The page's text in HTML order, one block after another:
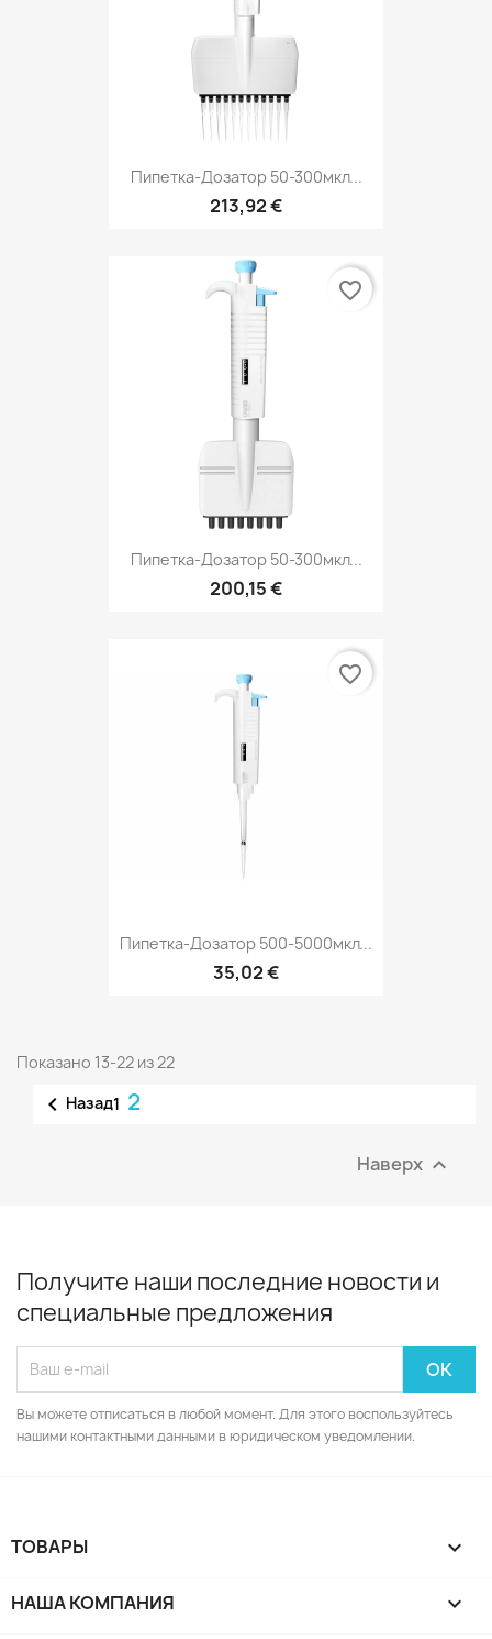
Пипетка-Дозатор 50-300мкл...
213,92 €
Пипетка-Дозатор 50-300мкл...
200,15 €
favorite_border
Пипетка-Дозатор 500-5000мкл...
35,02 €
favorite_border
Показано 13-22 из 22
 Назад1 2
Наверх 
Получите наши последние новости и
специальные предложения
Вы можете отписаться в любой момент. Для этого воспользуйтесь
нашими контактными данными в юридическом уведомлении.
ТОВАРЫ 
НАША КОМПАНИЯ 